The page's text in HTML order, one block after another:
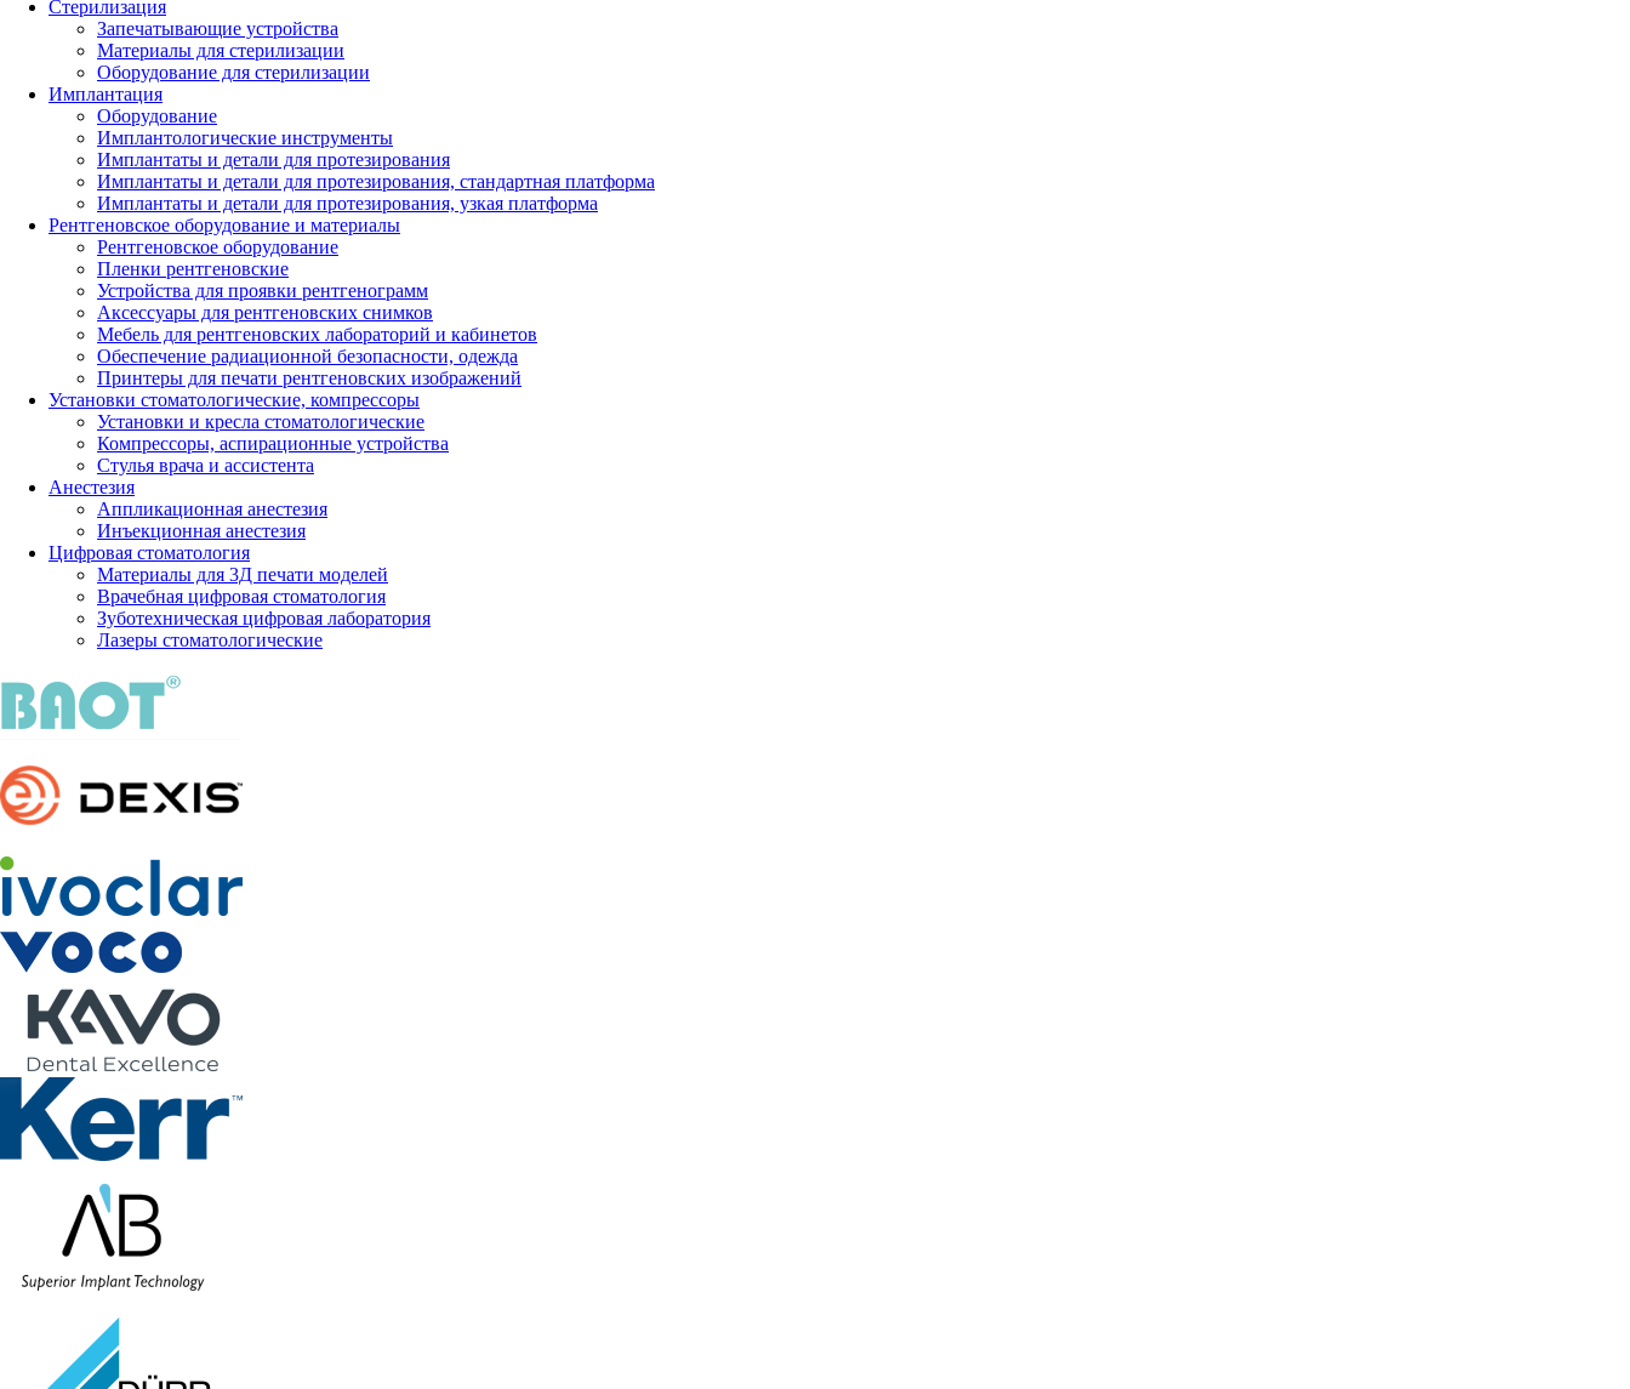
Стерилизация
Запечатывающие устройства
Материалы для стерилизации
Оборудование для стерилизации
Имплантация
Оборудование
Имплантологические инструменты
Имплантаты и детали для протезирования
Имплантаты и детали для протезирования, стандартная платформа
Имплантаты и детали для протезирования, узкая платформа
Рентгеновское оборудование и материалы
Рентгеновское оборудование
Пленки рентгеновские
Устройства для проявки рентгенограмм
Аксессуары для рентгеновских снимков
Мебель для рентгеновских лабораторий и кабинетов
Обеспечение радиационной безопасности, одежда
Принтеры для печати рентгеновских изображений
Установки стоматологические, компрессоры
Установки и кресла стоматологические
Компрессоры, аспирационные устройства
Стулья врача и ассистента
Анестезия
Аппликационная анестезия
Инъекционная анестезия
Цифровая стоматология
Материалы для 3Д печати моделей
Врачебная цифровая стоматология
Зуботехническая цифровая лаборатория
Лазеры стоматологические